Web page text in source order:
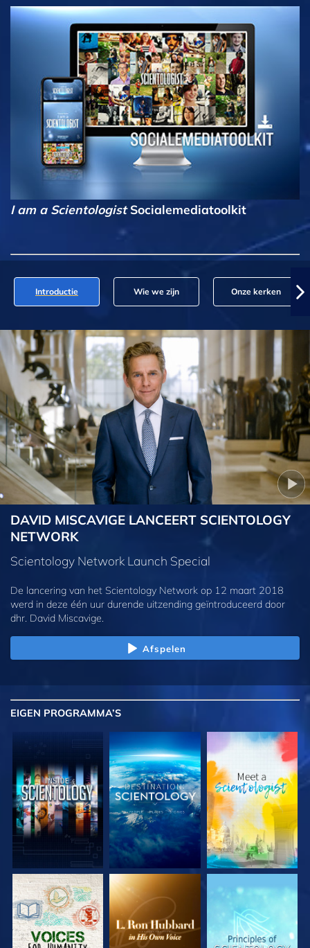
I am a ScientologistSocialemediatoolkit
Introductie Wie we zijn Onze kerken
DAVID MISCAVIGE LANCEERT SCIENTOLOGY
NETWORK
Scientology Network Launch Special
De lancering van het Scientology Network op 12 maart 2018
werd in deze één uur durende uitzending geïntroduceerd door
dhr. David Miscavige.
Afspelen
EIGEN PROGRAMMA’S
VERKEN DE SERIE VERKEN DE SERIE VERKEN DE SERIE